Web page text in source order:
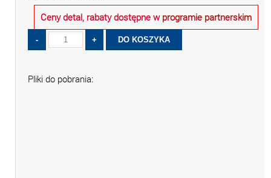
Ceny detal, rabaty dostępne w programie partnerskim
Pliki do pobrania: